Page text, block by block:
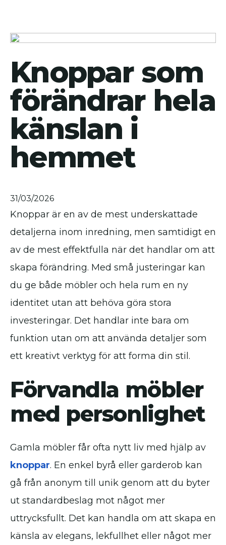
Knoppar som
förändrar hela
känslan i
hemmet
31/03/2026
Knoppar är en av de mest underskattade
detaljerna inom inredning, men samtidigt en
av de mest effektfulla när det handlar om att
skapa förändring. Med små justeringar kan
du ge både möbler och hela rum en ny
identitet utan att behöva göra stora
investeringar. Det handlar inte bara om
funktion utan om att använda detaljer som
ett kreativt verktyg för att forma din stil.
Förvandla möbler
med personlighet
Gamla möbler får ofta nytt liv med hjälp av
knoppar. En enkel byrå eller garderob kan
gå från anonym till unik genom att du byter
ut standardbeslag mot något mer
uttrycksfullt. Det kan handla om att skapa en
känsla av elegans, lekfullhet eller något mer